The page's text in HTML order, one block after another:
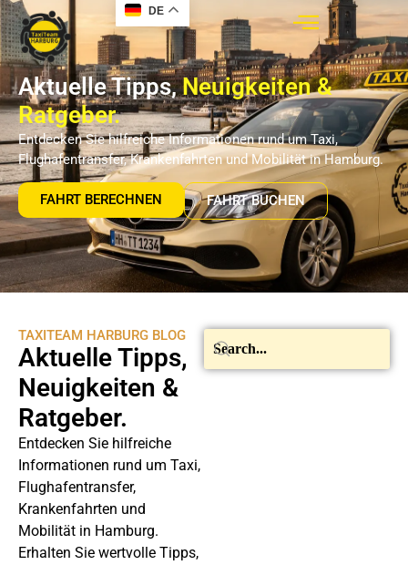
DE
Aktuelle Tipps,Neuigkeiten &
Ratgeber.
Entdecken Sie hilfreiche Informationen rund um Taxi,
Flughafentransfer, Krankenfahrten und Mobilität in Hamburg.
FAHRT BERECHNEN FAHRT BUCHEN
TAXITEAM HARBURG BLOG
Aktuelle Tipps,
Neuigkeiten &
Ratgeber.
Entdecken Sie hilfreiche
Informationen rund um Taxi,
Flughafentransfer,
Krankenfahrten und
Mobilität in Hamburg.
Erhalten Sie wertvolle Tipps,